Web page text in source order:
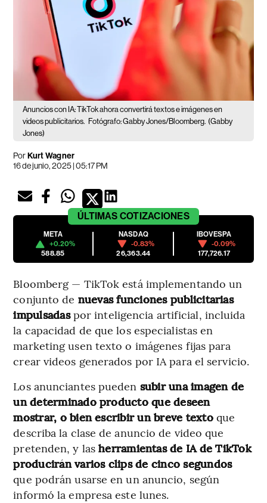
Anuncios con IA: TikTok ahora convertirá textos e imágenes en
videos publicitarios. Fotógrafo: Gabby Jones/Bloomberg. (Gabby
Jones)
PorKurt Wagner
16 de junio, 2025 | 05:17 PM
ÚLTIMAS COTIZACIONES
META
+0.20%
588.85
NASDAQ
-0.83%
26,363.44
IBOVESPA
-0.09%
177,726.17
Bloomberg — TikTok está implementando un
conjunto de nuevas funciones publicitarias
impulsadaspor inteligencia artificial, incluida
la capacidad de que los especialistas en
marketing usen texto o imágenes fijas para
crear videos generados por IA para el servicio.
Los anunciantes pueden subir una imagen de
un determinado producto que deseen
mostrar, o bien escribir un breve texto que
describa la clase de anuncio de video que
pretenden, y lasherramientas de IA de TikTok
producirán varios clips de cinco segundos
que podrán usarse en un anuncio, según
informó la empresa este lunes.